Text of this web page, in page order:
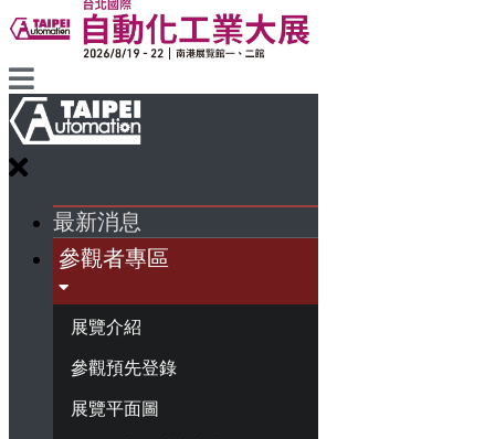
最新消息
參觀者專區
展覽介紹
參觀預先登錄
展覽平面圖